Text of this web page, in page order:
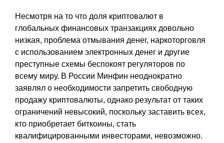
Несмотря на то что доля криптовалют в
глобальных финансовых транзакциях довольно
низкая, проблема отмывания денег, наркоторговля
с использованием электронных денег и другие
преступные схемы беспокоят регуляторов по
всему миру. В России Минфин неоднократно
заявлял о необходимости запретить свободную
продажу криптовалюты, однако результат от таких
ограничений невысокий, поскольку заставить всех,
кто приобретает биткоины, стать
квалифицированными инвесторами, невозможно.